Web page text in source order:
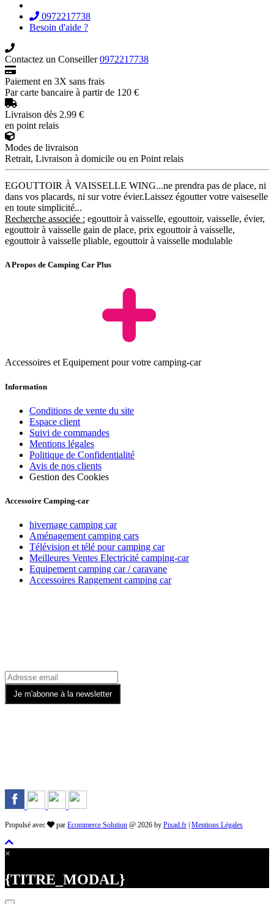
0972217738
Besoin d'aide ?
Contactez un Conseiller0972217738
Paiement en 3X sans frais
Par carte bancaire à partir de 120 €
Livraison dès 2.99 €
en point relais
Modes de livraison
Retrait, Livraison à domicile ou en Point relais
EGOUTTOIR À VAISSELLE WING...ne prendra pas de place, ni
dans vos placards, ni sur votre évier.Laissez égoutter votre vaiseselle
en toute simplicité...
Recherche associée : egouttoir à vaisselle, egouttoir, vaisselle, évier,
egouttoir à vaisselle gain de place, prix egouttoir à vaisselle,
egouttoir à vaisselle pliable, egouttoir à vaisselle modulable
A Propos de Camping Car Plus
Accessoires et Equipement pour votre camping-car
Information
Conditions de vente du site
Espace client
Suivi de commandes
Mentions légales
Politique de Confidentialité
Avis de nos clients
Gestion des Cookies
Accessoire Camping-car
hivernage camping car
Aménagement camping cars
Télévision et télé pour camping car
Meilleures Ventes Electricité camping-car
Equipement camping car / caravane
Accessoires Rangement camping car
Propulsé avec par Ecommerce Solution @ 2026 by Pixad.fr | Mentions Légales
×
{TITRE_MODAL}